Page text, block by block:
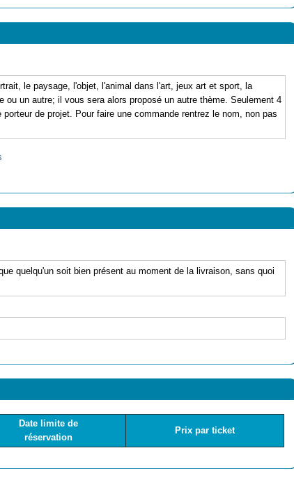
le paysage, l'objet, l'animal dans l'art, jeux art et sport, la
un autre; il vous sera alors proposé un autre thème. Seulement 4
de projet. Pour faire une commande rentrez le nom, non pas
quelqu'un soit bien présent au moment de la livraison, sans quoi
Date limite de
réservation
Prix par ticket